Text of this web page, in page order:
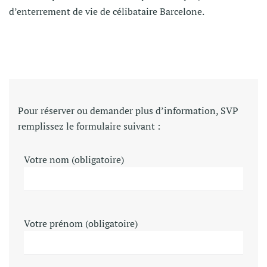
d’enterrement de vie de célibataire Barcelone.
Pour réserver ou demander plus d’information, SVP
remplissez le formulaire suivant :
Votre nom (obligatoire)
Votre prénom (obligatoire)